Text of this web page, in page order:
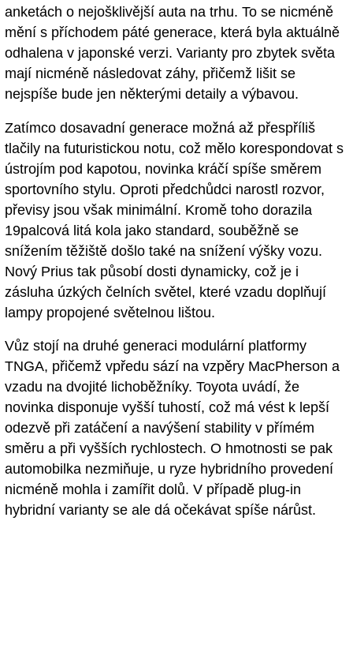
anketách o nejošklivější auta na trhu. To se nicméně
mění s příchodem páté generace, která byla aktuálně
odhalena v japonské verzi. Varianty pro zbytek světa
mají nicméně následovat záhy, přičemž lišit se
nejspíše bude jen některými detaily a výbavou.
Zatímco dosavadní generace možná až přespříliš
tlačily na futuristickou notu, což mělo korespondovat s
ústrojím pod kapotou, novinka kráčí spíše směrem
sportovního stylu. Oproti předchůdci narostl rozvor,
převisy jsou však minimální. Kromě toho dorazila
19palcová litá kola jako standard, souběžně se
snížením těžiště došlo také na snížení výšky vozu.
Nový Prius tak působí dosti dynamicky, což je i
zásluha úzkých čelních světel, které vzadu doplňují
lampy propojené světelnou lištou.
Vůz stojí na druhé generaci modulární platformy
TNGA, přičemž vpředu sází na vzpěry MacPherson a
vzadu na dvojité lichoběžníky. Toyota uvádí, že
novinka disponuje vyšší tuhostí, což má vést k lepší
odezvě při zatáčení a navýšení stability v přímém
směru a při vyšších rychlostech. O hmotnosti se pak
automobilka nezmiňuje, u ryze hybridního provedení
nicméně mohla i zamířit dolů. V případě plug-in
hybridní varianty se ale dá očekávat spíše nárůst.